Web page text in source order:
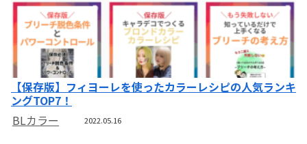
【保存版】フィヨーレを使ったカラーレシピの人気ランキ
ングTOP7！
BLカラー
2022.05.16